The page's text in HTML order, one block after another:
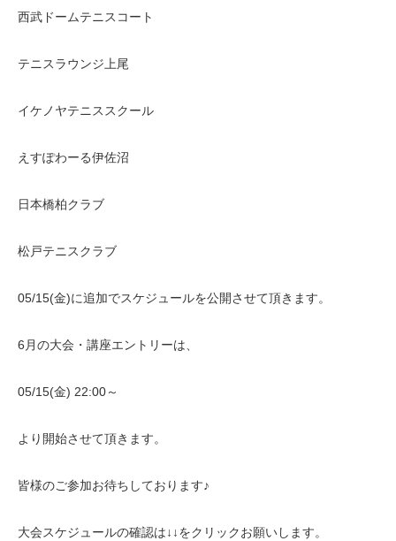
西武ドームテニスコート
テニスラウンジ上尾
イケノヤテニススクール
えすぽわーる伊佐沼
日本橋柏クラブ
松戸テニスクラブ
05/15(金)に追加でスケジュールを公開させて頂きます。
6月の大会・講座エントリーは、
05/15(金) 22:00～
より開始させて頂きます。
皆様のご参加お待ちしております♪
大会スケジュールの確認は↓↓をクリックお願いします。